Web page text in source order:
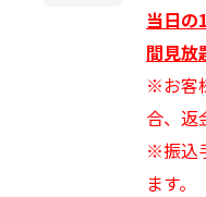
当日の
間見放
※お客
合、返
※振込
ます。